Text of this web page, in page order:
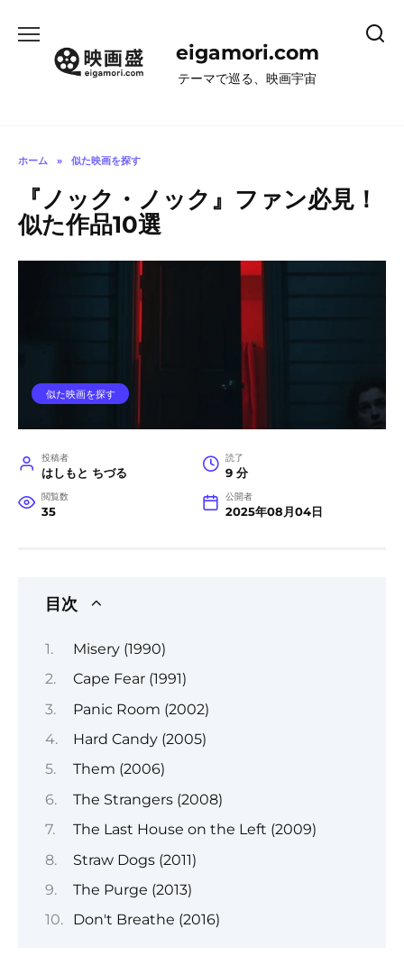
eigamori.com
テーマで巡る、映画宇宙
ホーム » 似た映画を探す
『ノック・ノック』ファン必見！
似た作品10選
似た映画を探す
投稿者
はしもと ちづる
読了
9 分
閲覧数
35
公開者
2025年08月04日
目次
Misery (1990)
Cape Fear (1991)
Panic Room (2002)
Hard Candy (2005)
Them (2006)
The Strangers (2008)
The Last House on the Left (2009)
Straw Dogs (2011)
The Purge (2013)
Don't Breathe (2016)